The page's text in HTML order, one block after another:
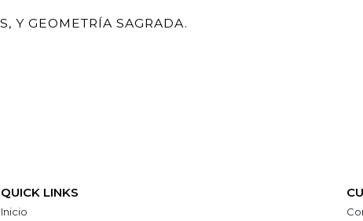
Y GEOMETRÍA SAGRADA.
QUICK LINKS
Inicio